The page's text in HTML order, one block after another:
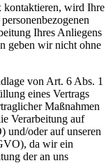
kontaktieren, wird Ihre
Ihres Anliegens
geben wir nicht ohne
von Art. 6 Abs. 1
eines Vertrags
Maßnahmen
Verarbeitung auf
oder auf unseren
da wir ein
der an uns